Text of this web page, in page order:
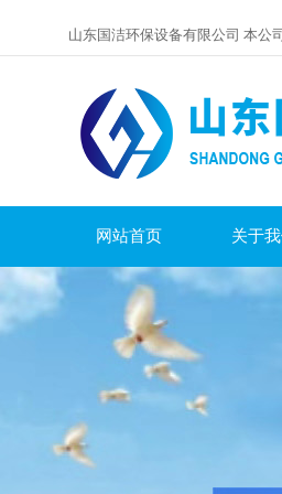
山东国洁环保设备有限公司 本公
网站首页 关于